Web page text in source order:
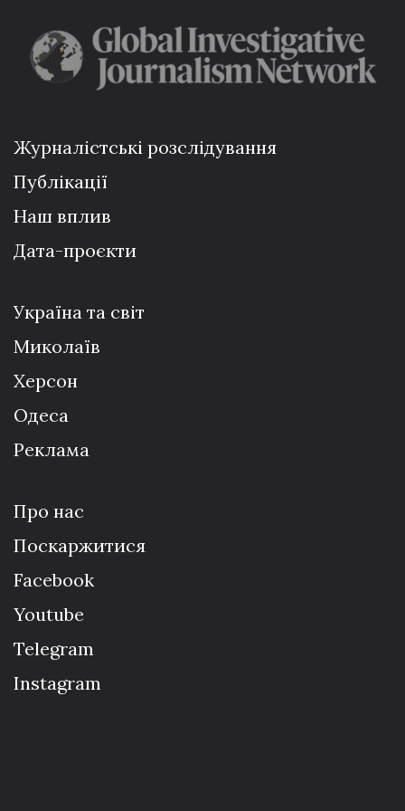
Журналістські розслідування
Публікації
Наш вплив
Дата-проєкти
Україна та світ
Миколаїв
Херсон
Одеса
Реклама
Про нас
Поскаржитися
Facebook
Youtube
Telegram
Instagram